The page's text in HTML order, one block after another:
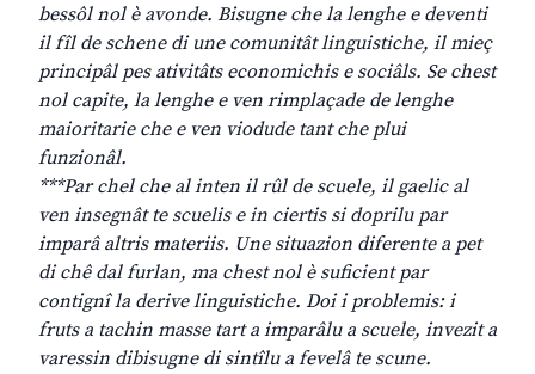
bessôl nol è avonde. Bisugne che la lenghe e deventi
il fîl de schene di une comunitât linguistiche, il mieç
principâl pes ativitâts economichis e sociâls. Se chest
nol capite, la lenghe e ven rimplaçade de lenghe
maioritarie che e ven viodude tant che plui
funzionâl.
***Par chel che al inten il rûl de scuele, il gaelic al
ven insegnât te scuelis e in ciertis si doprilu par
imparâ altris materiis. Une situazion diferente a pet
di chê dal furlan, ma chest nol è suficient par
contignî la derive linguistiche. Doi i problemis: i
fruts a tachin masse tart a imparâlu a scuele, invezit a
varessin dibisugne di sintîlu a fevelâ te scune.